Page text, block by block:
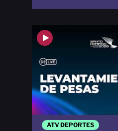
ATV DEPORTES